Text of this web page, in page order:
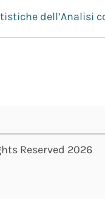
dell’Analisi
Reserved 2026